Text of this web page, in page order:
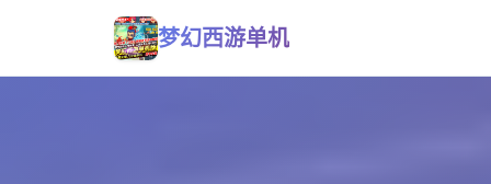
梦幻西游单机